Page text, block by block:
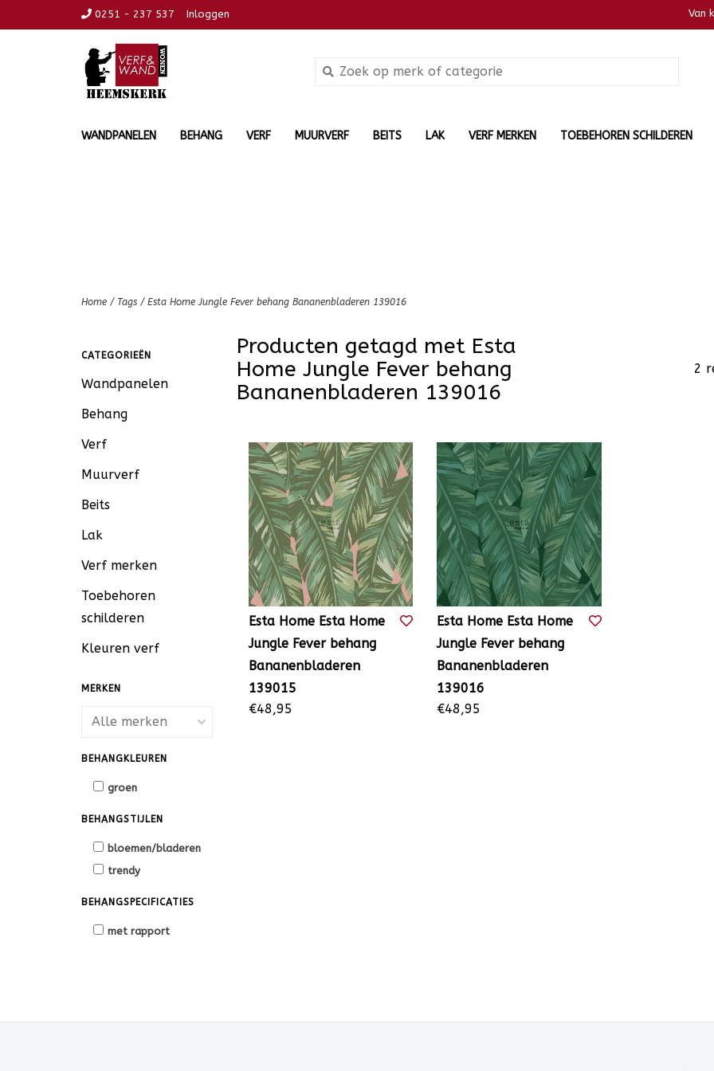
0251 - 237 537 Inloggen Van
WANDPANELEN BEHANG VERF MUURVERF BEITS LAK VERF MERKEN TOEBEHOREN SCHILDEREN
Home / Tags / Esta Home Jungle Fever behang Bananenbladeren 139016
CATEGORIEËN
Wandpanelen
Behang
Verf
Muurverf
Beits
Lak
Verf merken
Toebehoren
schilderen
Kleuren verf
MERKEN
BEHANGKLEUREN
groen
BEHANGSTIJLEN
bloemen/bladeren
trendy
BEHANGSPECIFICATIES
met rapport
Producten getagd met Esta
Home Jungle Fever behang
Bananenbladeren 139016
2
Esta Home Esta Home
Jungle Fever behang
Bananenbladeren
139015
€48,95
Esta Home Esta Home
Jungle Fever behang
Bananenbladeren
139016
€48,95